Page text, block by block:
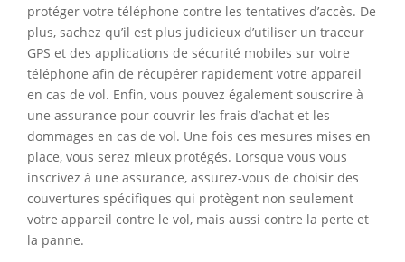
protéger votre téléphone contre les tentatives d’accès. De
plus, sachez qu’il est plus judicieux d’utiliser un traceur
GPS et des applications de sécurité mobiles sur votre
téléphone afin de récupérer rapidement votre appareil
en cas de vol. Enfin, vous pouvez également souscrire à
une assurance pour couvrir les frais d’achat et les
dommages en cas de vol. Une fois ces mesures mises en
place, vous serez mieux protégés. Lorsque vous vous
inscrivez à une assurance, assurez-vous de choisir des
couvertures spécifiques qui protègent non seulement
votre appareil contre le vol, mais aussi contre la perte et
la panne.